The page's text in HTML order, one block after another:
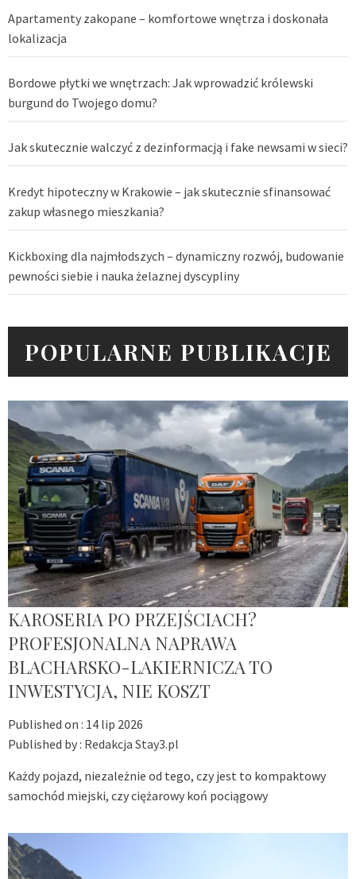
Apartamenty zakopane – komfortowe wnętrza i doskonała
lokalizacja
Bordowe płytki we wnętrzach: Jak wprowadzić królewski
burgund do Twojego domu?
Jak skutecznie walczyć z dezinformacją i fake newsami w sieci?
Kredyt hipoteczny w Krakowie – jak skutecznie sfinansować
zakup własnego mieszkania?
Kickboxing dla najmłodszych – dynamiczny rozwój, budowanie
pewności siebie i nauka żelaznej dyscypliny
POPULARNE PUBLIKACJE
KAROSERIA PO PRZEJŚCIACH?
PROFESJONALNA NAPRAWA
BLACHARSKO-LAKIERNICZA TO
INWESTYCJA, NIE KOSZT
Published on : 14 lip 2026
Published by : Redakcja Stay3.pl
Każdy pojazd, niezależnie od tego, czy jest to kompaktowy
samochód miejski, czy ciężarowy koń pociągowy